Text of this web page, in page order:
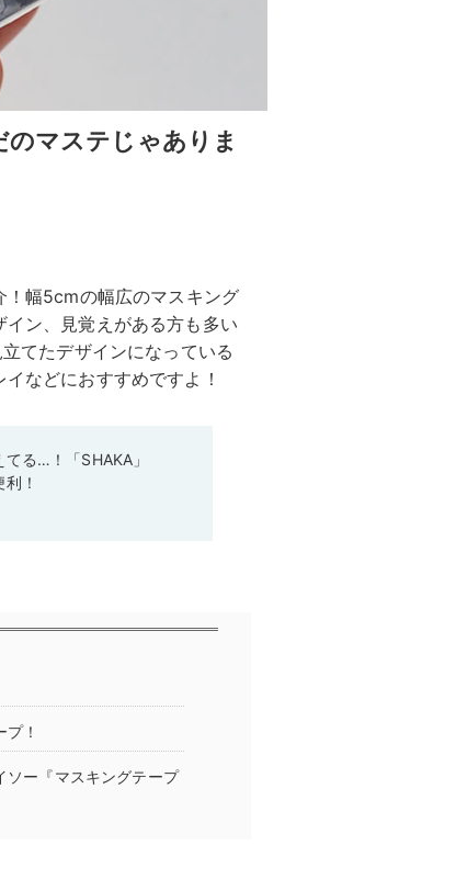
マステじゃありま
！幅5cmの幅広のマスキング
ン、見覚えがある方も多い
てたデザインになっている
などにおすすめですよ！
る…！「SHAKA」
！
！
ソー『マスキングテープ